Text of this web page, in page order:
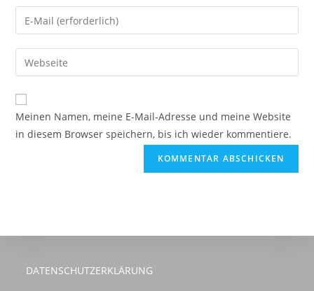
Namen
oder
zum
Kommentieren
ein
Gib
deine
E-
Mail-
zum
Kommentieren
ein
Gib
deine
Website-
URL
Meinen Namen, meine E-Mail-Adresse und meine Website
in diesem Browser speichern, bis ich wieder kommentiere.
DATENSCHUTZERKLÄRUNG